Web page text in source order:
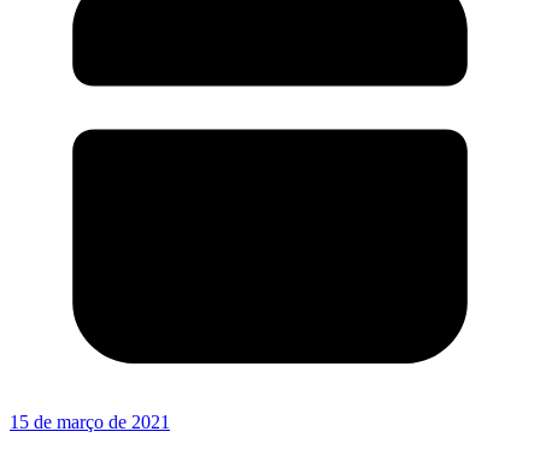
15 de março de 2021